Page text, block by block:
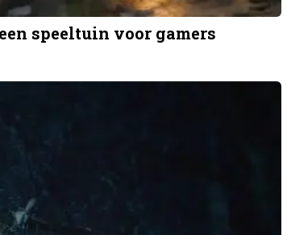
speeltuin voor gamers